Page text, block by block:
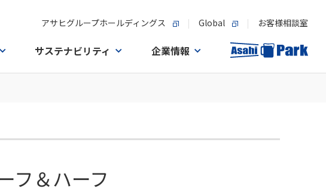
アサヒグループホールディングス Global お客様相談室
サステナビリティ 企業情報
フ＆ハーフ